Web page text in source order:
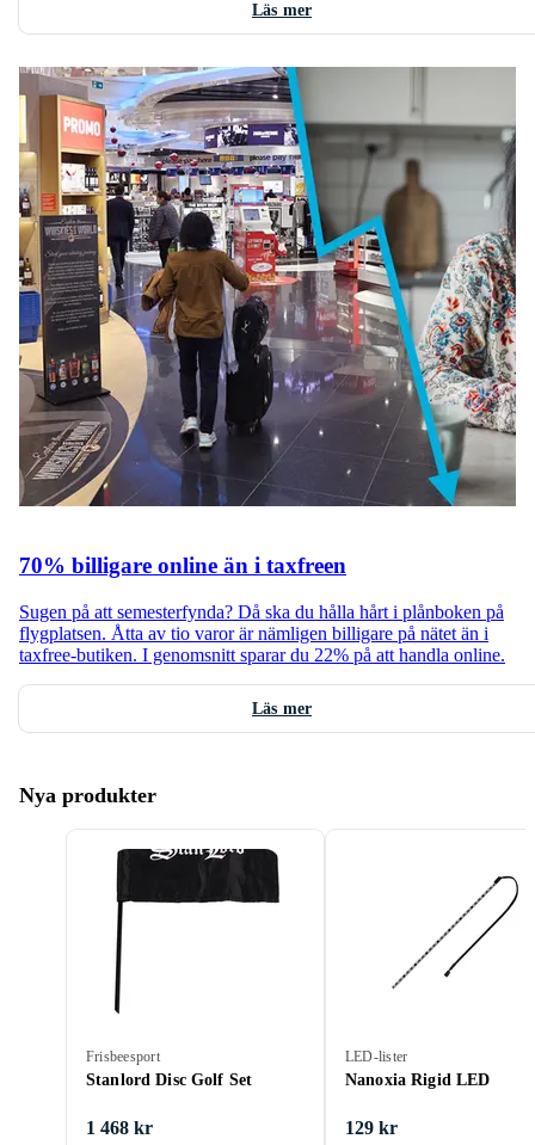
Läs mer
70% billigare online än i taxfreen
Sugen på att semesterfynda? Då ska du hålla hårt i plånboken på
flygplatsen. Åtta av tio varor är nämligen billigare på nätet än i
taxfree-butiken. I genomsnitt sparar du 22% på att handla online.
Läs mer
Nya produkter
Frisbeesport
Stanlord Disc Golf Set
1 468 kr
LED-lister
Nanoxia Rigid LED
129 kr